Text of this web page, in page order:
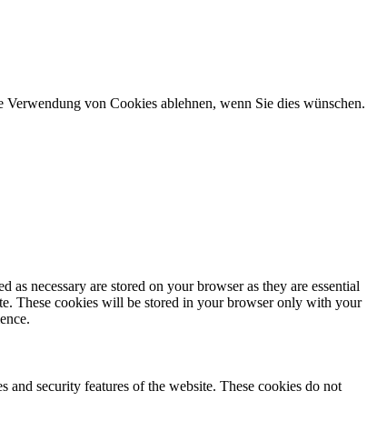
von Cookies ablehnen, wenn Sie dies wünschen.
necessary are stored on your browser as they are essential
These cookies will be stored in your browser only with your
security features of the website. These cookies do not